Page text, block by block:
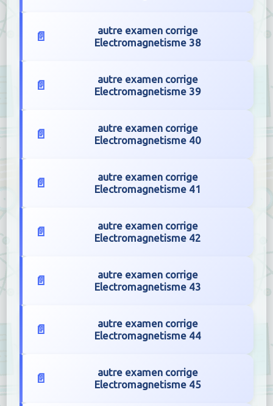
autre examen corrige
Electromagnetisme 38
autre examen corrige
Electromagnetisme 39
autre examen corrige
Electromagnetisme 40
autre examen corrige
Electromagnetisme 41
autre examen corrige
Electromagnetisme 42
autre examen corrige
Electromagnetisme 43
autre examen corrige
Electromagnetisme 44
autre examen corrige
Electromagnetisme 45